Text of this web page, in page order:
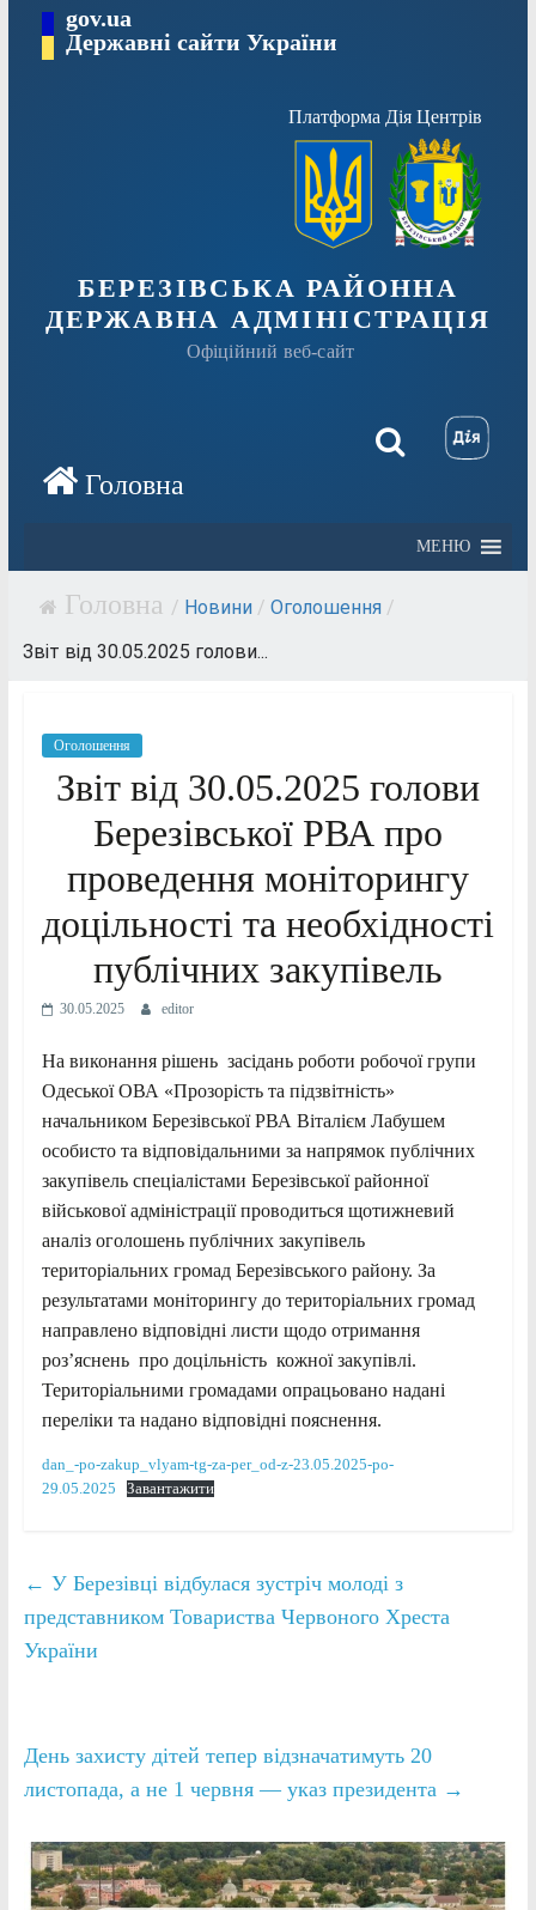
Перейтиgov.ua
Державні сайти України
Платформа Дія Центрів
БЕРЕЗІВСЬКА РАЙОННА
ДЕРЖАВНА АДМІНІСТРАЦІЯ
Офіційний веб-сайт
МЕНЮ
/ Новини / Оголошення /
Звіт від 30.05.2025 голови...
Оголошення
Звіт від 30.05.2025 голови
Березівської РВА про
проведення моніторингу
доцільності та необхідності
публічних закупівель
30.05.2025 editor
На виконання рішень засідань роботи робочої групи
Одеської ОВА «Прозорість та підзвітність»
начальником Березівської РВА Віталієм Лабушем
особисто та відповідальними за напрямок публічних
закупівель спеціалістами Березівської районної
військової адміністрації проводиться щотижневий
аналіз оголошень публічних закупівель
територіальних громад Березівського району. За
результатами моніторингу до територіальних громад
направлено відповідні листи щодо отримання
роз’яснень про доцільність кожної закупівлі.
Територіальними громадами опрацьовано надані
переліки та надано відповідні пояснення.
dan_-po-zakup_vlyam-tg-za-per_od-z-23.05.2025-po-
29.05.2025
Завантажити
← У Березівці відбулася зустріч молоді з
представником Товариства Червоного Хреста
України
День захисту дітей тепер відзначатимуть 20
листопада, а не 1 червня — указ президента →